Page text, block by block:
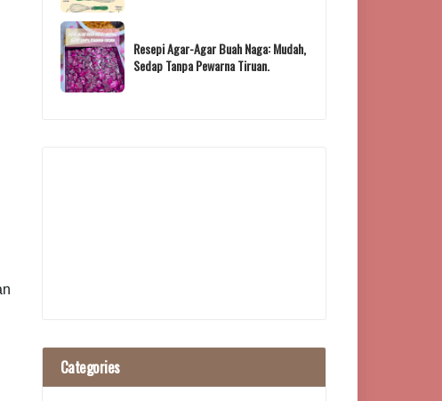
Resepi Agar-Agar Buah Naga: Mudah,
Sedap Tanpa Pewarna Tiruan.
Categories